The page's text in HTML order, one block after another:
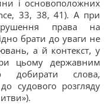
і основоположних
33, 38, 41). А при
права на
брати до уваги не
а й контекст, у
цьому державним
добирати слова,
судового розгляду